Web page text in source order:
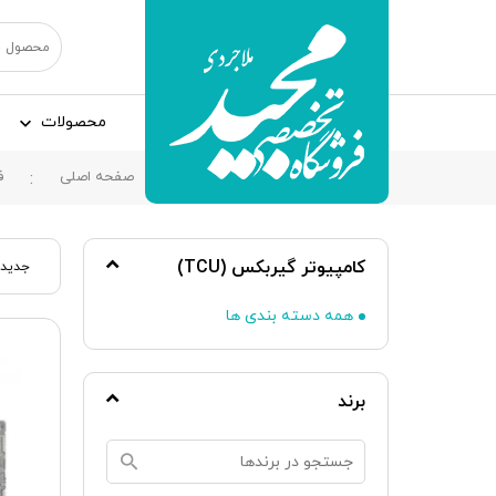
محصولات
صفحه اصلی
کامپیوتر گیربکس (TCU)
همه دسته بندی ها
برند